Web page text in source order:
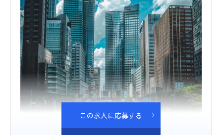
この求人に応募する